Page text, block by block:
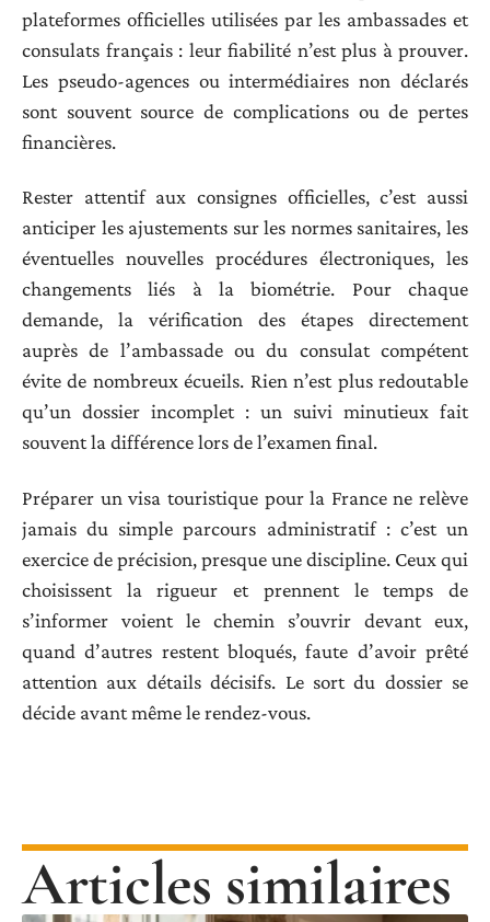
plateformes officielles utilisées par les ambassades et
consulats français : leur fiabilité n’est plus à prouver.
Les pseudo-agences ou intermédiaires non déclarés
sont souvent source de complications ou de pertes
financières.
Rester attentif aux consignes officielles, c’est aussi
anticiper les ajustements sur les normes sanitaires, les
éventuelles nouvelles procédures électroniques, les
changements liés à la biométrie. Pour chaque
demande, la vérification des étapes directement
auprès de l’ambassade ou du consulat compétent
évite de nombreux écueils. Rien n’est plus redoutable
qu’un dossier incomplet : un suivi minutieux fait
souvent la différence lors de l’examen final.
Préparer un visa touristique pour la France ne relève
jamais du simple parcours administratif : c’est un
exercice de précision, presque une discipline. Ceux qui
choisissent la rigueur et prennent le temps de
s’informer voient le chemin s’ouvrir devant eux,
quand d’autres restent bloqués, faute d’avoir prêté
attention aux détails décisifs. Le sort du dossier se
décide avant même le rendez-vous.
Articles similaires